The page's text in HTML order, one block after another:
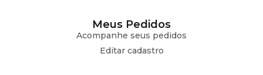
Meus Pedidos
Acompanhe seus pedidos
Editar cadastro